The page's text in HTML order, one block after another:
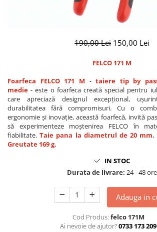
190,00 Lei 150,00 Lei
FELCO 171 M
Foarfeca FELCO 171 M -taiere tip by
medie - este o foarfeca creată special pentru
care apreciază designul excepțional,
durabilitatea fără compromisuri. Cu o
ergonomie și inovație, această foarfecă, invită
să experimenteze moștenirea FELCO în
fiabilitate.Taie pana la diametrul de 20 mm.
Greutate 169 g.
IN STOC
Durata de livrare: 24 - 48 ore
Adauga in
Cod Produs: felco 171M
Ai nevoie de ajutor?0733 173 209